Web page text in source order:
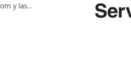
y las...